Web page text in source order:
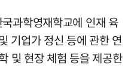
과학영재학교에 인재 육
기업가 정신 등에 관한 연
및 현장 체험 등을 제공한